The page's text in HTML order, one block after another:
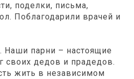
поделки, письма,
Поблагодарили врачей и
Наши парни – настоящие
своих дедов и прадедов.
жить в независимом